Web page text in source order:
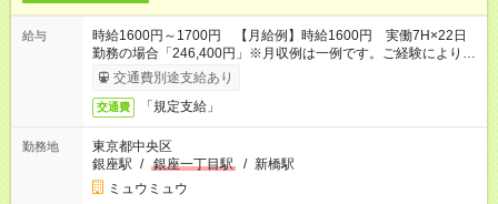
給与
時給1600円～1700円 【月給例】時給1600円 実働7H×22日
勤務の場合「246,400円」※月収例は一例です。ご経験により異
なります。
交通費別途支給あり
交通費 「規定支給」
勤務地
東京都中央区
銀座駅 / 銀座一丁目駅 / 新橋駅
ミュウミュウ